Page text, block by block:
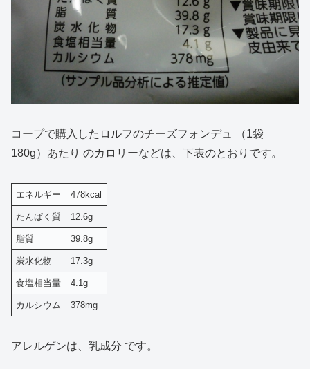
コープで購入したロルフのチーズフォンデュ （1袋
180g）あたり のカロリーなどは、下表のとおりです。
エネルギー 478kcal
たんぱく質 12.6g
脂質 39.8g
炭水化物 17.3g
食塩相当量 4.1g
カルシウム 378mg
アレルゲンは、乳成分 です。